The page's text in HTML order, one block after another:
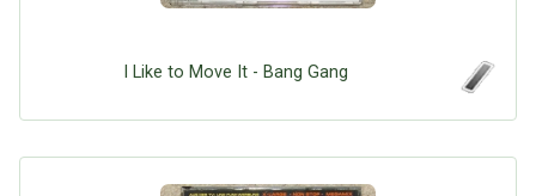
Mediadaten
Presse News
Erweitere Suche
Suchanfragen
I Like to Move It - Bang Gang